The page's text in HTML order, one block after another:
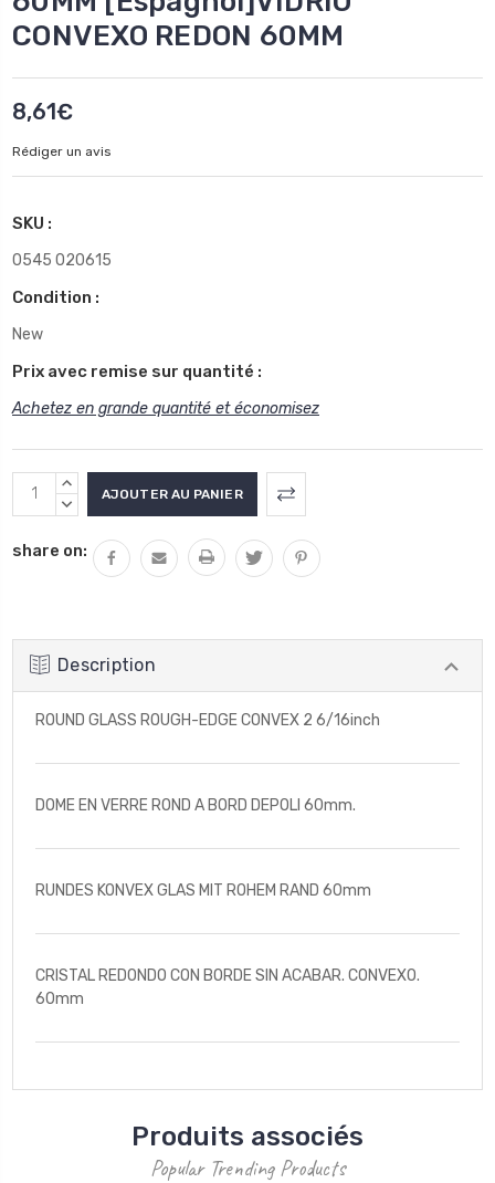
CONVEXO REDON 60MM
8,61€
Rédiger un avis
SKU :
0545 020615
Condition :
New
Prix avec remise sur quantité :
Achetez en grande quantité et économisez
Stock
actuel
AUGMENTER
LA
:
DIMINUER
QUANTITÉ
share on:
Description
ROUND GLASS ROUGH-EDGE CONVEX 2 6/16inch
DOME EN VERRE ROND A BORD DEPOLI 60mm.
RUNDES KONVEX GLAS MIT ROHEM RAND 60mm
CRISTAL REDONDO CON BORDE SIN ACABAR. CONVEXO.
60mm
Produits associés
Popular Trending Products